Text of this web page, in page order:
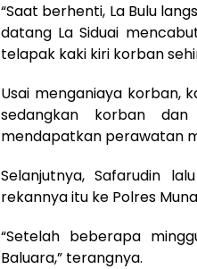
“Saat berhenti, La Bulu
datang La Siduai
telapak kaki kiri korban
Usai menganiaya korban,
sedangkan korban
mendapatkan perawatan
Selanjutnya, Safarudin
rekannya itu ke Polres
“Setelah beberapa
Baluara,” terangnya.